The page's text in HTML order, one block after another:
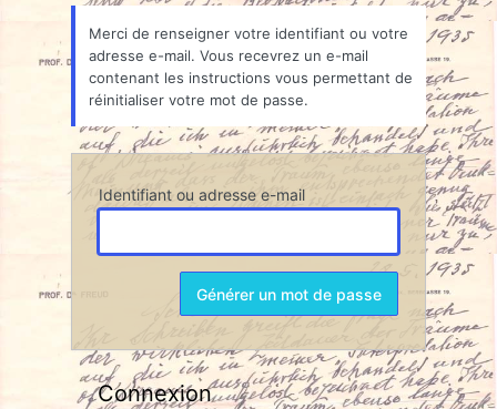
Merci de renseigner votre identifiant ou votre
adresse e-mail. Vous recevrez un e-mail
contenant les instructions vous permettant de
réinitialiser votre mot de passe.
Identifiant ou adresse e-mail
Connexion